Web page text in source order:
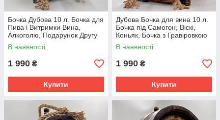
Бочка Дубова 10 л. Бочка для
Пива і Витримки Вина,
Алкоголю, Подарунок Другу
на День Народження
В наявності
1 990 ₴
Купити
Дубова Бочка для вина 10 л.
Бочка під Самогон, Віскі,
Коньяк, Бочка з Гравіровкою
на Подарунок
В наявності
1 990 ₴
Купити